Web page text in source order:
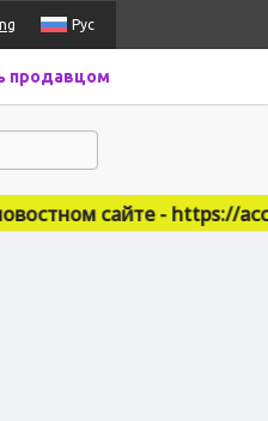
Рус
продавцом
сайте - https://